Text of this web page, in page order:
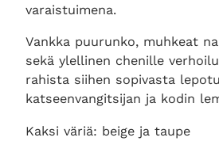
varaistuimena.
Vankka puurunko, muhkeat
sekä ylellinen chenille
rahista siihen sopivasta
katseenvangitsijan ja kodin
Kaksi väriä: beige ja taupe